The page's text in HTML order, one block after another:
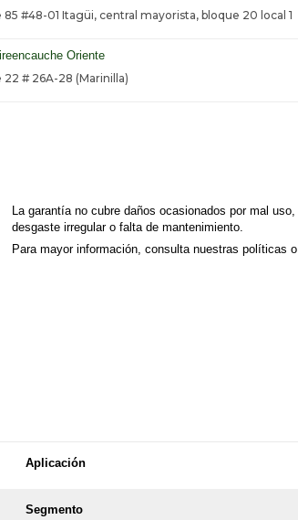
85 #48-01 Itagüi, central mayorista, bloque 20 local 1
Oriente
22 # 26A-28 (Marinilla)
La garantía no cubre daños ocasionados por mal
desgaste irregular o falta de mantenimiento.
Para mayor información, consulta nuestras políticas
Aplicación
Segmento